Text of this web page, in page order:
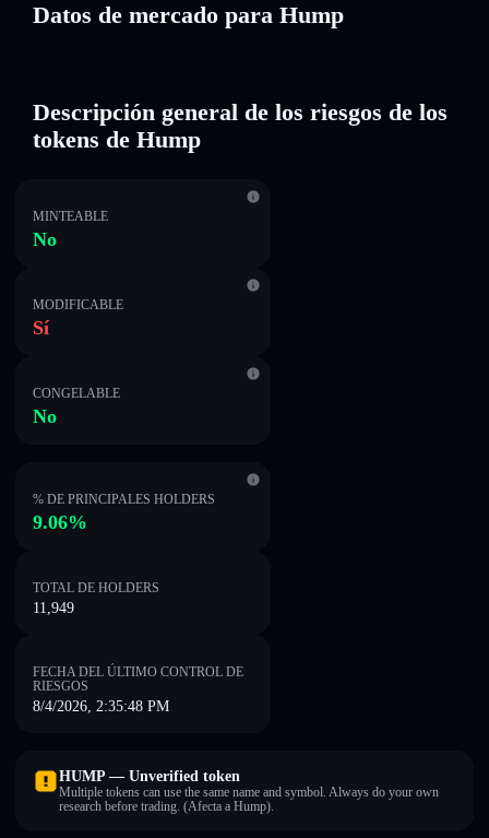
Datos de mercado para Hump
Descripción general de los riesgos de los
tokens de Hump
MINTEABLE
No
MODIFICABLE
Sí
CONGELABLE
No
% DE PRINCIPALES HOLDERS
9.06%
TOTAL DE HOLDERS
11,949
FECHA DEL ÚLTIMO CONTROL DE
RIESGOS
8/4/2026, 2:35:48 PM
HUMP — Unverified token
Multiple tokens can use the same name and symbol. Always do your own
research before trading. (Afecta a Hump).